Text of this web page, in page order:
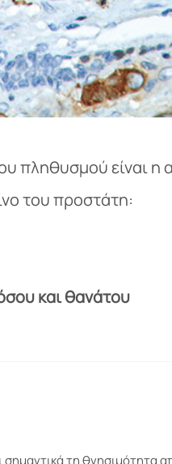
πληθυσμού είναι η
του προστάτη:
και θανάτου
τη θνησιμότητα